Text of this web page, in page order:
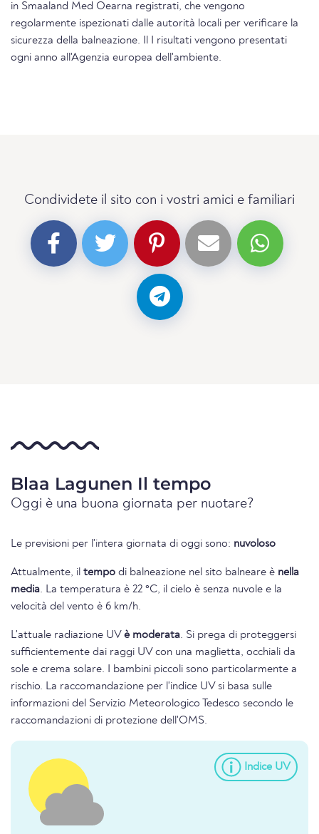
in Smaaland Med Oearna registrati, che vengono
regolarmente ispezionati dalle autorità locali per verificare la
sicurezza della balneazione. Il I risultati vengono presentati
ogni anno all'Agenzia europea dell'ambiente.
Condividete il sito con i vostri amici e familiari
Blaa Lagunen Il tempo
Oggi è una buona giornata per nuotare?
Le previsioni per l'intera giornata di oggi sono: nuvoloso
Attualmente, il tempo di balneazione nel sito balneare è nella
media. La temperatura è 22 °C, il cielo è senza nuvole e la
velocità del vento è 6 km/h.
L'attuale radiazione UV è moderata. Si prega di proteggersi
sufficientemente dai raggi UV con una maglietta, occhiali da
sole e crema solare. I bambini piccoli sono particolarmente a
rischio. La raccomandazione per l'indice UV si basa sulle
informazioni del Servizio Meteorologico Tedesco secondo le
raccomandazioni di protezione dell'OMS.
Indice UV